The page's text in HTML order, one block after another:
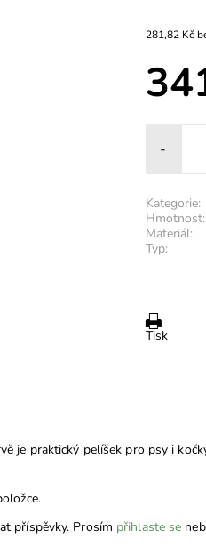
-
Kategorie:
Hmotnost:
Materiál:
Typ:
Tisk
je praktický pelíšek pro psy i
příspěvky. Prosím přihlaste se